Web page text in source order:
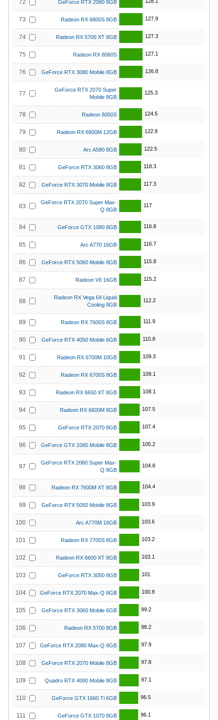
72 GeForce RTX 2080 8GB
73 Radeon RX 6800S 8GB 127.9
74 Radeon RX 5700 XT 8GB 127.3
75 Radeon RX 8060S 127.1
76 GeForce RTX 3080 Mobile 8GB 126.8
77
GeForce RTX 2070 Super
Mobile 8GB
125.3
78 Radeon 8050S 124.5
79 Radeon RX 6800M 12GB 122.8
80 Arc A580 8GB 122.5
81 GeForce RTX 3060 8GB 118.3
82 GeForce RTX 3070 Mobile 8GB 117.3
83
GeForce RTX 2070 Super Max-
Q 8GB
117
84 GeForce GTX 1080 8GB 116.8
85 Arc A770 16GB 116.7
86 GeForce RTX 5060 Mobile 8GB 115.8
87 Radeon VII 16GB 115.2
88
Radeon RX Vega 64 Liquid
Cooling 8GB
112.2
89 Radeon RX 7600S 8GB 111.9
90 GeForce RTX 4050 Mobile 6GB 110.8
91 Radeon RX 6700M 10GB 109.3
92 Radeon RX 6700S 8GB 109.1
93 Radeon RX 6650 XT 8GB 108.1
94 Radeon RX 6600M 8GB 107.5
95 GeForce RTX 2070 8GB 107.4
96 GeForce GTX 1080 Mobile 8GB 105.2
97
GeForce RTX 2080 Super Max-
Q 8GB
104.8
98 Radeon RX 7600M XT 8GB 104.4
99 GeForce RTX 5050 Mobile 8GB 103.9
100 Arc A770M 16GB 103.6
101 Radeon RX 7700S 8GB 103.2
102 Radeon RX 6600 XT 8GB 103.1
103 GeForce RTX 3050 8GB 101
104 GeForce RTX 2070 Max-Q 8GB 100.8
105 GeForce RTX 3060 Mobile 6GB 99.2
106 Radeon RX 5700 8GB 98.2
107 GeForce RTX 2080 Max-Q 8GB 97.9
108 GeForce RTX 2070 Mobile 8GB 97.8
109 Quadro RTX 4000 Mobile 8GB 97.1
110 GeForce GTX 1660 Ti 6GB 96.5
111 GeForce GTX 1070 8GB 96.1